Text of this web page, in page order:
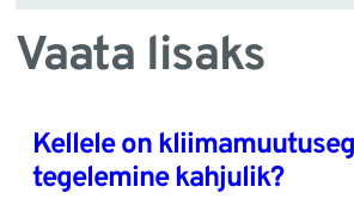
Vaata lisaks
Kellele on
tegelemine kahjulik?